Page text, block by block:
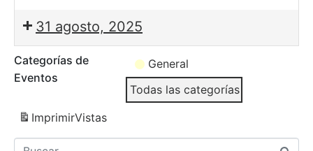
31 agosto, 2025
Categorías de
Eventos
General
Todas las categorías
ImprimirVistas